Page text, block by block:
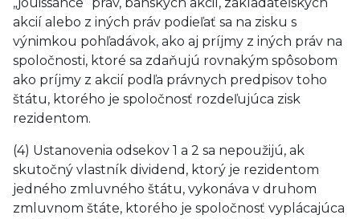
akcií alebo z iných práv podieľať sa na zisku s
výnimkou pohľadávok, ako aj príjmy z iných práv na
spoločnosti, ktoré sa zdaňujú rovnakým spôsobom
ako príjmy z akcií podľa právnych predpisov toho
štátu, ktorého je spoločnosť rozdeľujúca zisk
rezidentom.
(4) Ustanovenia odsekov 1 a 2 sa nepoužijú, ak
skutočný vlastník dividend, ktorý je rezidentom
jedného zmluvného štátu, vykonáva v druhom
zmluvnom štáte, ktorého je spoločnosť vyplácajúca